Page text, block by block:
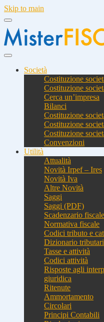
Skip to main
Società
Costituzione
Costituzione
Cerca un’impresa
Bilanci
Costituzione
Costituzione
Costituzione
Convenzioni
Utilità
Attualità
Novità Irpef – Ires
Novità Iva
Altre Novità
Saggi
Saggi (PDF)
Scadenzario fiscale
Normativa fiscale
Codici tributo e
Dizionario
Tasse e attività
Codici attività
Risposte agli
giuridica
Ritenute
Ammortamento
Circolari
Principi Contabili